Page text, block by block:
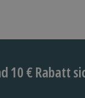
10 € Rabatt